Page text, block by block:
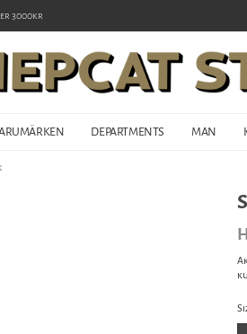
3000kr
DEPARTMENTS MAN